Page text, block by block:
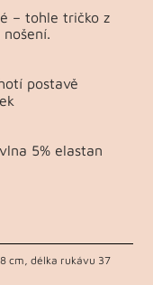
– tohle tričko z
postavě
5% elastan
cm, délka rukávu 37